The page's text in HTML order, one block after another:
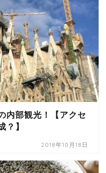
内部観光！【アクセ
？】
2018年10月18日